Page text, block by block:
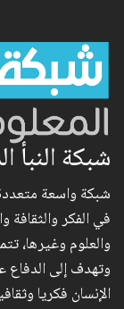
شبكة النبأ
شبكة واسعة
في الفكر والثقافة
والعلوم وغيرها،
وتهدف إلى الدفاع
الإنسان فكريا